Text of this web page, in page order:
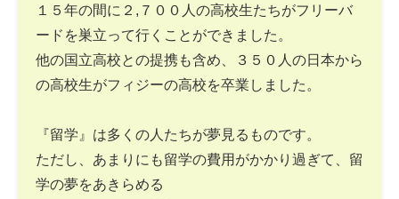
１５年の間に２,７００人の高校生たちがフリーバ
ードを巣立って行くことができました。
他の国立高校との提携も含め、３５０人の日本から
の高校生がフィジーの高校を卒業しました。
『留学』は多くの人たちが夢見るものです。
ただし、あまりにも留学の費用がかかり過ぎて、留
学の夢をあきらめる